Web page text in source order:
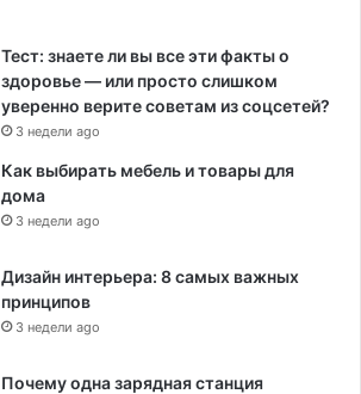
Тест: знаете ли вы все эти факты о
здоровье — или просто слишком
уверенно верите советам из соцсетей?
3 недели ago
Как выбирать мебель и товары для
дома
3 недели ago
Дизайн интерьера: 8 самых важных
принципов
3 недели ago
Почему одна зарядная станция